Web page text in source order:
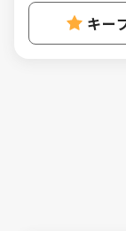
キー